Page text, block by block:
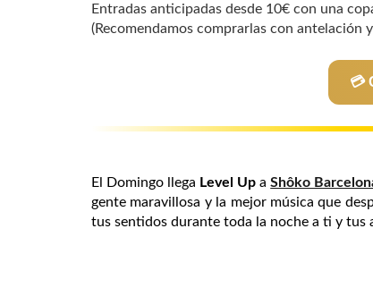
Entradas anticipadas desde 10€ con una
(Recomendamos comprarlas con antelación
💳
El Domingo llega Level Up aShôko
gente maravillosa y la mejor música que
tus sentidos durante toda la noche a ti y tus